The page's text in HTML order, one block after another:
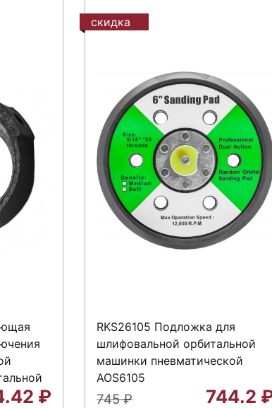
₽
скидка
RKS26105 Подложка для
шлифовальной орбитальной
машинки пневматической
AOS6105
745₽ 744.2